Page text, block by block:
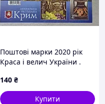
Поштові марки 2020 рік
Краса і велич України .
Крим .
140 ₴
Купити